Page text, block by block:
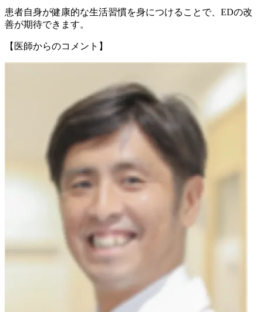
患者自身が健康的な生活習慣を身につけることで、EDの改
善が期待できます。
【医師からのコメント】